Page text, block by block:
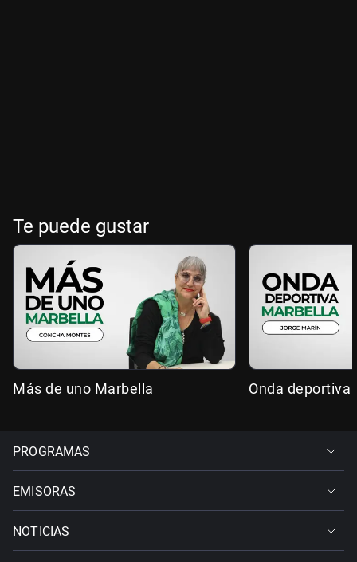
Te puede gustar
Más de uno Marbella Onda deportiva
PROGRAMAS
EMISORAS
NOTICIAS